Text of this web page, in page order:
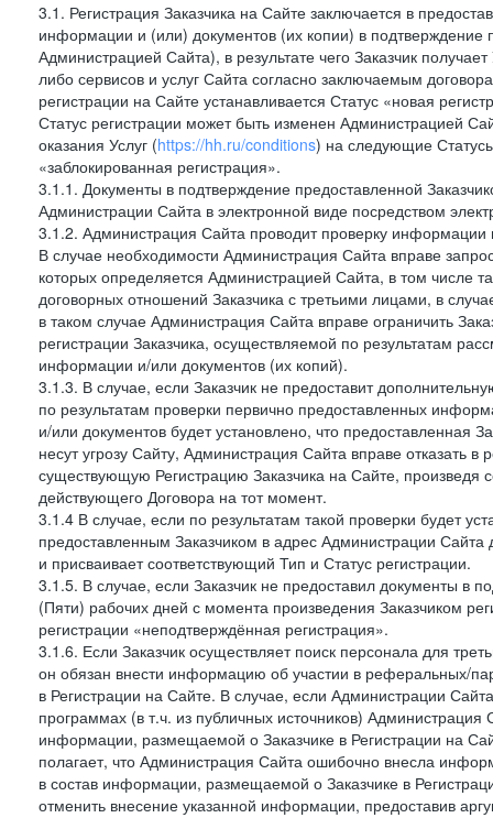
3.1. Регистрация Заказчика на Сайте заключается в
информации и (или) документов (их копии) в
Администрацией Сайта), в результате чего Заказчик
либо сервисов и услуг Сайта согласно заключаемым
регистрации на Сайте устанавливается Статус «новая
Статус регистрации может быть изменен Администрацией
оказания Услуг (https://hh.ru/conditions) на следующие
«заблокированная регистрация».
3.1.1. Документы в подтверждение предоставленной
Администрации Сайта в электронной виде посредством
3.1.2. Администрация Сайта проводит проверку информации
В случае необходимости Администрация Сайта вправе
которых определяется Администрацией Сайта, в том числе
договорных отношений Заказчика с третьими лицами, в
в таком случае Администрация Сайта вправе ограничить
регистрации Заказчика, осуществляемой по результатам
информации и/или документов (их копий).
3.1.3. В случае, если Заказчик не предоставит
по результатам проверки первично предоставленных
и/или документов будет установлено, что предоставленная
несут угрозу Сайту, Администрация Сайта вправе отказать
существующую Регистрацию Заказчика на Сайте, произведя
действующего Договора на тот момент.
3.1.4 В случае, если по результатам такой проверки будет
предоставленным Заказчиком в адрес Администрации
и присваивает соответствующий Тип и Статус регистрации.
3.1.5. В случае, если Заказчик не предоставил документы в
(Пяти) рабочих дней с момента произведения Заказчиком
регистрации «неподтверждённая регистрация».
3.1.6. Если Заказчик осуществляет поиск персонала для
он обязан внести информацию об участии в реферальных/
в Регистрации на Сайте. В случае, если Администрации
программах (в т.ч. из публичных источников)
информации, размещаемой о Заказчике в Регистрации на
полагает, что Администрация Сайта ошибочно внесла
в состав информации, размещаемой о Заказчике в
отменить внесение указанной информации, предоставив